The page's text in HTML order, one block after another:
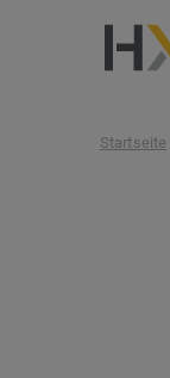
Startseite